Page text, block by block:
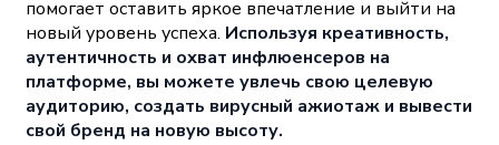
помогает оставить яркое впечатление и выйти на
новый уровень успеха. Используя креативность,
аутентичность и охват инфлюенсеров на
платформе, вы можете увлечь свою целевую
аудиторию, создать вирусный ажиотаж и вывести
свой бренд на новую высоту.